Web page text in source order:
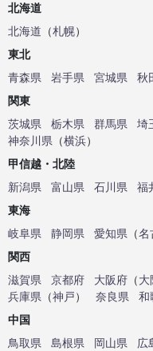
北海道
北海道 （札幌）
東北
青森県
岩手県 宮城県 秋
関東
茨城県
栃木県 群馬県 埼
神奈川県 （横浜）
甲信越・北陸
新潟県
富山県 石川県 福
東海
岐阜県
静岡県 愛知県 （名
関西
滋賀県
京都府 大阪府 （大
兵庫県 （神戸） 奈良県
和
中国
鳥取県
島根県 岡山県 広